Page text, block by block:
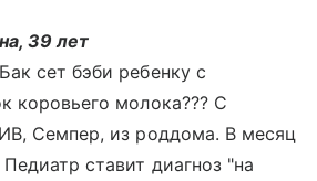
39 лет
сет бэби ребенку с
коровьего молока??? С
Семпер, из роддома. В месяц
ставит диагноз "на